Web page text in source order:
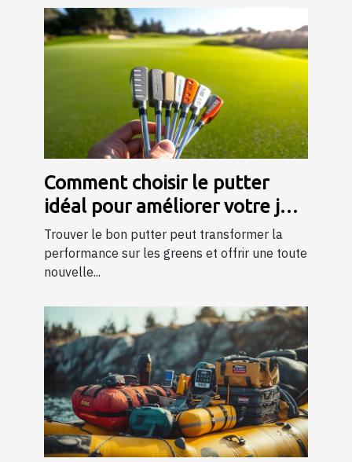
Comment choisir le putter
idéal pour améliorer votre jeu
?
Trouver le bon putter peut transformer la
performance sur les greens et offrir une toute
nouvelle...